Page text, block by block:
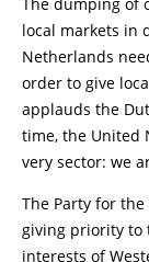
local markets in
Netherlands
order to give
applauds the
time, the United
very sector: we
The Party for
giving priority to
interests of